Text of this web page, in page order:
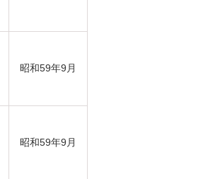
昭和59年9月
昭和59年9月